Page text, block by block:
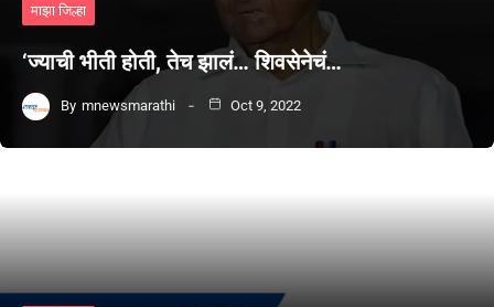
माझा जिल्हा
‘ज्याची भीती होती, तेच झालं… शिवसेनेचं…
By mnewsmarathi Oct 9, 2022